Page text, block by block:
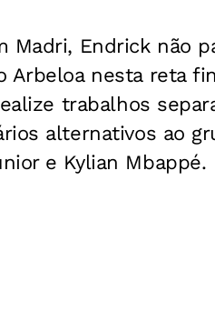
Madri, Endrick não
Arbeloa nesta reta
trabalhos
alternativos ao
e Kylian Mbappé.